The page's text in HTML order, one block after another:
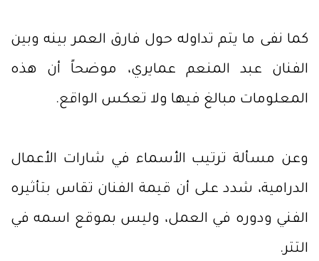
كما نفى ما يتم تداوله حول فارق العمر بينه وبين
الفنان عبد المنعم عمايري، موضحاً أن هذه
المعلومات مبالغ فيها ولا تعكس الواقع.
وعن مسألة ترتيب الأسماء في شارات الأعمال
الدرامية، شدد على أن قيمة الفنان تقاس بتأثيره
الفني ودوره في العمل، وليس بموقع اسمه في
التتر.